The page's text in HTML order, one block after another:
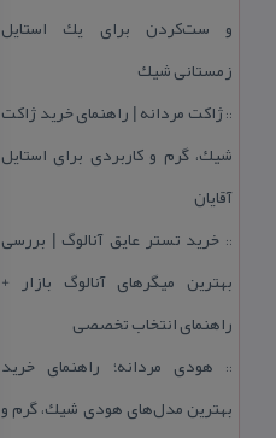
و ست‌كردن برای یك استایل
زمستانی شیك
::ژاكت مردانه | راهنمای خرید ژاكت
شیك، گرم و كاربردی برای استایل
آقایان
:: خرید تستر عایق آنالوگ | بررسی
بهترین میگرهای آنالوگ بازار +
راهنمای انتخاب تخصصی
:: هودی مردانه؛ راهنمای خرید
بهترین مدل‌های هودی شیك، گرم و